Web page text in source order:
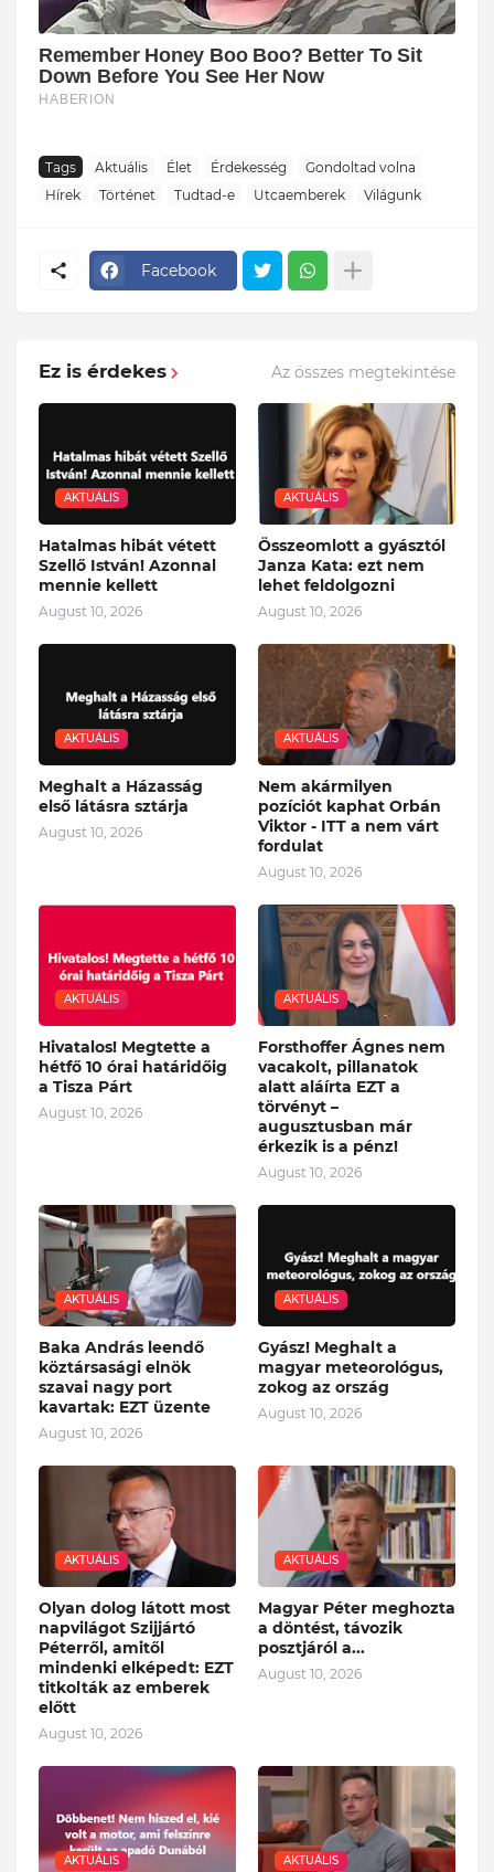
Tags Aktuális Élet Érdekesség
Gondoltad volna
Hírek
Történet Tudtad-e Utcaemberek Világunk
Facebook
Ez is érdekes Az összes megtekintése
AKTUÁLIS
Hatalmas hibát vétett
Szellő István! Azonnal
mennie kellett
August 10, 2026
AKTUÁLIS
Összeomlott a gyásztól
Janza Kata: ezt nem
lehet feldolgozni
August 10, 2026
AKTUÁLIS
Meghalt a Házasság
első látásra sztárja
August 10, 2026
AKTUÁLIS
Nem akármilyen
pozíciót kaphat Orbán
Viktor - ITT a nem várt
fordulat
August 10, 2026
AKTUÁLIS
Hivatalos! Megtette a
hétfő 10 órai határidőig
a Tisza Párt
August 10, 2026
AKTUÁLIS
Forsthoffer Ágnes nem
vacakolt, pillanatok
alatt aláírta EZT a
törvényt –
augusztusban már
érkezik is a pénz!
August 10, 2026
AKTUÁLIS
Baka András leendő
köztársasági elnök
szavai nagy port
kavartak: EZT üzente
August 10, 2026
AKTUÁLIS
Gyász! Meghalt a
magyar meteorológus,
zokog az ország
August 10, 2026
AKTUÁLIS
Olyan dolog látott most
napvilágot Szijjártó
Péterről, amitől
mindenki elképedt: EZT
titkolták az emberek
előtt
August 10, 2026
AKTUÁLIS
Magyar Péter meghozta
a döntést, távozik
posztjáról a...
August 10, 2026
AKTUÁLIS AKTUÁLIS